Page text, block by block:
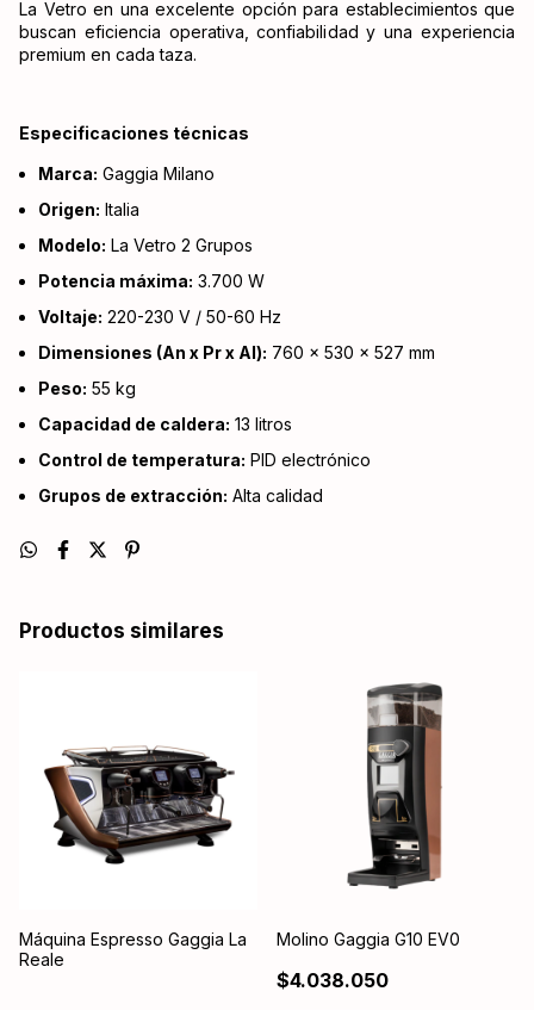
La Vetro en una excelente opción para establecimientos que
buscan eficiencia operativa, confiabilidad y una experiencia
premium en cada taza.
Especificaciones técnicas
Marca: Gaggia Milano
Origen: Italia
Modelo: La Vetro 2 Grupos
Potencia máxima: 3.700 W
Voltaje: 220-230 V / 50-60 Hz
Dimensiones (An x Pr x Al): 760 × 530 × 527 mm
Peso: 55 kg
Capacidad de caldera: 13 litros
Control de temperatura: PID electrónico
Grupos de extracción: Alta calidad
Productos similares
Máquina Espresso Gaggia La
Reale
Molino Gaggia G10 EV0
$4.038.050